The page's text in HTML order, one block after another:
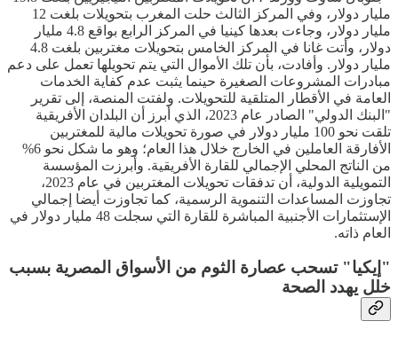
مليار دولار، وفي المركز الثالث حلت المغرب بتحويلات بلغت 12
مليار دولار، وجاءت بعدها كينيا في المركز الرابع بواقع 4.8 مليار
دولار، وأتت غانا في المركز الخامس بتحويلات مغتربين بلغت 4.8
مليار دولار. وأفادت، بأن تلك الأموال التي يتم تحويلها تعمل على دعم
مبادرات المشروعات الصغيرة حينما يثبت عدم كفاية الخدمات
العامة في الأقطار المتلقية للتحويلات. ولفتت المنصة، إلى تقرير
"البنك الدولي" الصادر عام 2023، الذي أبرز أن البلدان الأفريقية
تلقت نحو 100 مليار دولار في صورة تحويلات مالية للمغتربين
الأفارقة العاملين في الخارج خلال هذا العام؛ وهو ما شكل نحو 6%
من الناتج المحلي الإجمالي للقارة الأفريقية. وأبرزت المؤسسة
التمويلية الدولية، أن تدفقات تحويلات المغتربين في عام 2023،
تجاوزت المساعدات التنموية الرسمية، كما تجاوزت أيضا إجمالي
الإستثمارات الأجنبية المباشرة للقارة التي سجلت 48 مليار دولار في
العام ذاته.
"إيكيا" تسحب عصارة الثوم من الأسواق المصرية بسبب
خلل يهدد الصحة